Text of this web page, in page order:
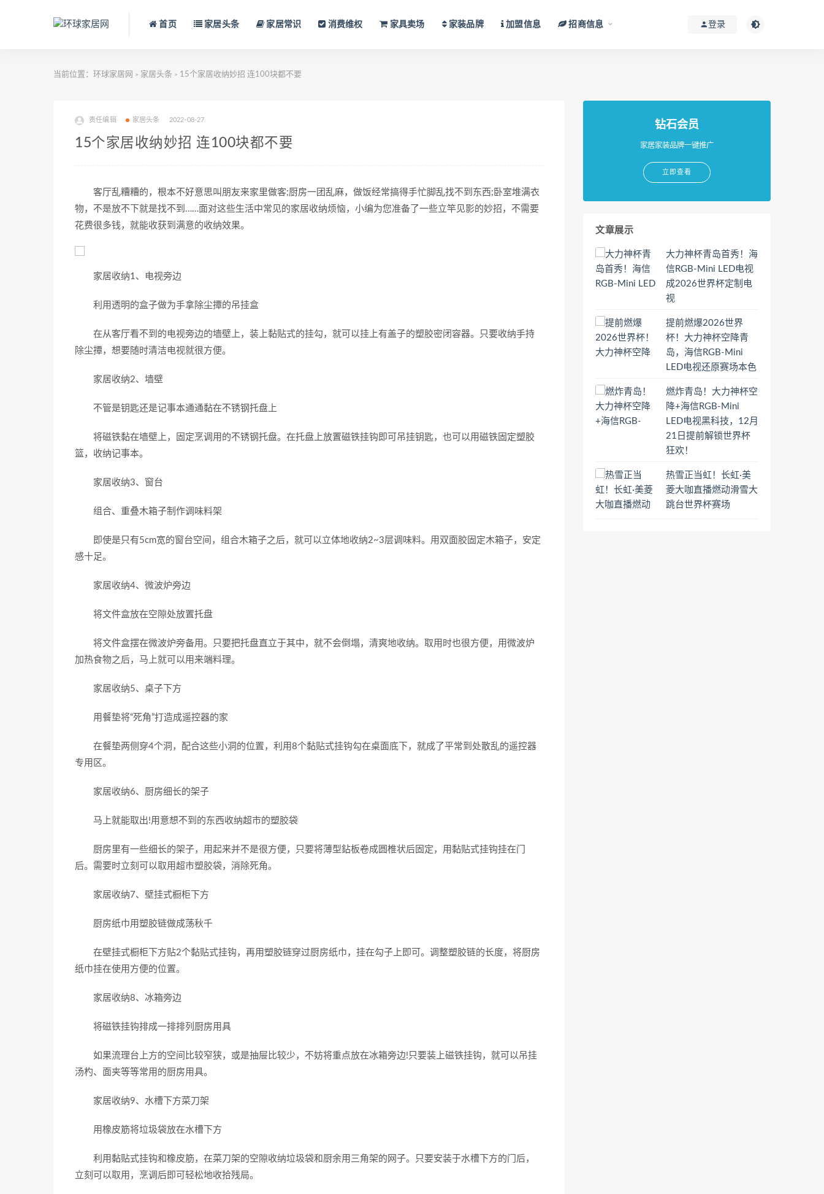
首页 家居头条 家居常识 消费维权 家具卖场 家装品牌 加盟信息 招商信息 登录
当前位置： 环球家居网 > 家居头条 > 15个家居收纳妙招 连100块都不要
责任编辑 家居头条 2022-08-27
15个家居收纳妙招 连100块都不要
客厅乱糟糟的，根本不好意思叫朋友来家里做客;厨房一团乱麻，做饭经常搞得手忙脚乱找不到东西;卧室堆满衣
物，不是放不下就是找不到……面对这些生活中常见的家居收纳烦恼，小编为您准备了一些立竿见影的妙招，不需要
花费很多钱，就能收获到满意的收纳效果。
家居收纳1、电视旁边
利用透明的盒子做为手拿除尘撢的吊挂盒
在从客厅看不到的电视旁边的墙壁上，装上黏贴式的挂勾，就可以挂上有盖子的塑胶密闭容器。只要收纳手持
除尘撢，想要随时清洁电视就很方便。
家居收纳2、墙壁
不管是钥匙还是记事本通通黏在不锈钢托盘上
将磁铁黏在墙壁上，固定烹调用的不锈钢托盘。在托盘上放置磁铁挂钩即可吊挂钥匙，也可以用磁铁固定塑胶
篮，收纳记事本。
家居收纳3、窗台
组合、重叠木箱子制作调味料架
即使是只有5cm宽的窗台空间，组合木箱子之后，就可以立体地收纳2~3层调味料。用双面胶固定木箱子，安定
感十足。
家居收纳4、微波炉旁边
将文件盒放在空隙处放置托盘
将文件盒摆在微波炉旁备用。只要把托盘直立于其中，就不会倒塌，清爽地收纳。取用时也很方便，用微波炉
加热食物之后，马上就可以用来端料理。
家居收纳5、桌子下方
用餐垫将“死角”打造成遥控器的家
在餐垫两侧穿4个洞，配合这些小洞的位置，利用8个黏贴式挂钩勾在桌面底下，就成了平常到处散乱的遥控器
专用区。
家居收纳6、厨房细长的架子
马上就能取出!用意想不到的东西收纳超市的塑胶袋
厨房里有一些细长的架子，用起来并不是很方便，只要将薄型鉆板卷成圆椎状后固定，用黏贴式挂钩挂在门
后。需要时立刻可以取用超市塑胶袋，消除死角。
家居收纳7、壁挂式橱柜下方
厨房纸巾用塑胶链做成荡秋千
在壁挂式橱柜下方贴2个黏贴式挂钩，再用塑胶链穿过厨房纸巾，挂在勾子上即可。调整塑胶链的长度，将厨房
纸巾挂在使用方便的位置。
家居收纳8、冰箱旁边
将磁铁挂钩排成一排排列厨房用具
如果流理台上方的空间比较窄狭，或是抽屉比较少，不妨将重点放在冰箱旁边!只要装上磁铁挂钩，就可以吊挂
汤杓、面夹等等常用的厨房用具。
家居收纳9、水槽下方菜刀架
用橡皮筋将垃圾袋放在水槽下方
利用黏贴式挂钩和橡皮筋，在菜刀架的空隙收纳垃圾袋和厨余用三角架的网子。只要安装于水槽下方的门后，
立刻可以取用，烹调后即可轻松地收拾残局。
钻石会员
家居家装品牌一键推广
立即查看
文章展示
大力神杯青岛首秀！海
信RGB-Mini LED电视
成2026世界杯定制电
视
提前燃爆2026世界
杯！大力神杯空降青
岛，海信RGB-Mini
LED电视还原赛场本色
燃炸青岛！大力神杯空
降+海信RGB-Mini
LED电视黑科技，12月
21日提前解锁世界杯
狂欢！
热雪正当虹！长虹·美
菱大咖直播燃动滑雪大
跳台世界杯赛场